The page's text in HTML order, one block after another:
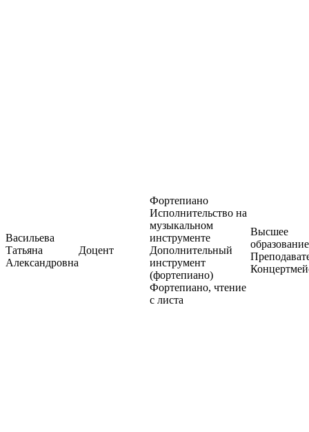
Васильева
Татьяна
Александровна
Доцент
Фортепиано
Исполнительство на
музыкальном
инструменте
Дополнительный
инструмент
(фортепиано)
Фортепиано, чтение
с листа
Высшее